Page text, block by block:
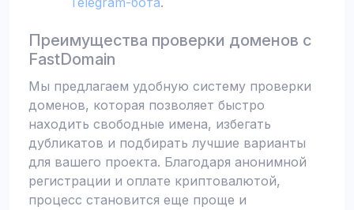
Преимущества проверки доменов с
FastDomain
Мы предлагаем удобную систему проверки
доменов, которая позволяет быстро
находить свободные имена, избегать
дубликатов и подбирать лучшие варианты
для вашего проекта. Благодаря анонимной
регистрации и оплате криптовалютой,
процесс становится еще проще и